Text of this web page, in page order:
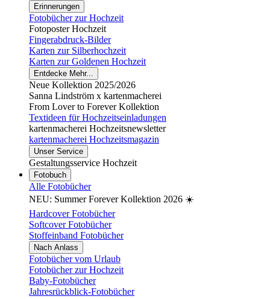
Erinnerungen
Fotobücher zur Hochzeit
Fotoposter Hochzeit
Fingerabdruck-Bilder
Karten zur Silberhochzeit
Karten zur Goldenen Hochzeit
Entdecke Mehr...
Neue Kollektion 2025/2026
Sanna Lindström x kartenmacherei
From Lover to Forever Kollektion
Textideen für Hochzeitseinladungen
kartenmacherei Hochzeitsnewsletter
kartenmacherei Hochzeitsmagazin
Unser Service
Gestaltungsservice Hochzeit
Fotobuch
Alle Fotobücher
NEU: Summer Forever Kollektion 2026 ☀️
Hardcover Fotobücher
Softcover Fotobücher
Stoffeinband Fotobücher
Nach Anlass
Fotobücher vom Urlaub
Fotobücher zur Hochzeit
Baby-Fotobücher
Jahresrückblick-Fotobücher